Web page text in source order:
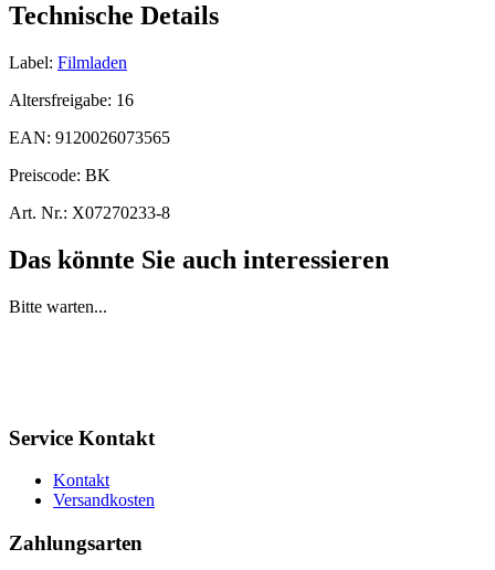
Technische Details
Label: Filmladen
Altersfreigabe: 16
EAN: 9120026073565
Preiscode: BK
Art. Nr.: X07270233-8
Das könnte Sie auch interessieren
Bitte warten...
Service Kontakt
Kontakt
Versandkosten
Zahlungsarten